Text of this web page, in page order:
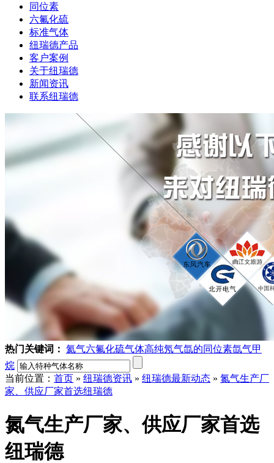
同位素
六氟化硫
标准气体
纽瑞德产品
客户案例
关于纽瑞德
新闻资讯
联系纽瑞德
热门关键词： 氦气六氟化硫气体高纯氖气氙的同位素氙气甲
烷
当前位置： 首页 » 纽瑞德资讯 » 纽瑞德最新动态 » 氮气生产厂
家、供应厂家首选纽瑞德
氮气生产厂家、供应厂家首选
纽瑞德